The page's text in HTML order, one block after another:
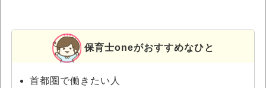
保育士oneがおすすめなひと
首都圏で働きたい人